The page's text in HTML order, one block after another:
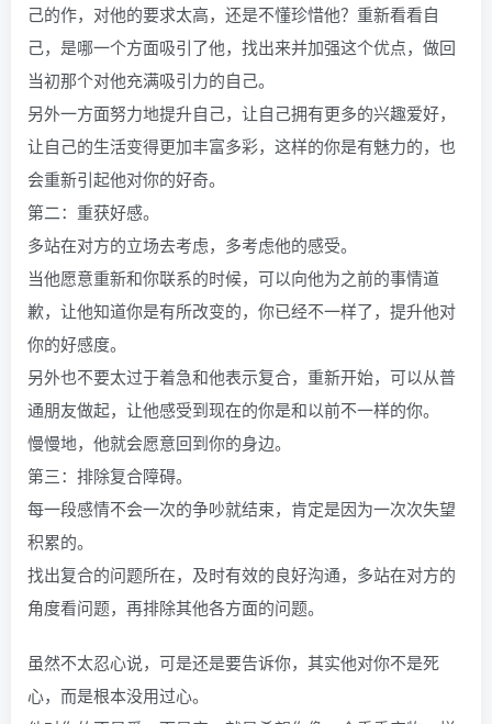
己的作，对他的要求太高，还是不懂珍惜他？重新看看自
己，是哪一个方面吸引了他，找出来并加强这个优点，做回
当初那个对他充满吸引力的自己。
另外一方面努力地提升自己，让自己拥有更多的兴趣爱好，
让自己的生活变得更加丰富多彩，这样的你是有魅力的，也
会重新引起他对你的好奇。
第二：重获好感。
多站在对方的立场去考虑，多考虑他的感受。
当他愿意重新和你联系的时候，可以向他为之前的事情道
歉，让他知道你是有所改变的，你已经不一样了，提升他对
你的好感度。
另外也不要太过于着急和他表示复合，重新开始，可以从普
通朋友做起，让他感受到现在的你是和以前不一样的你。
慢慢地，他就会愿意回到你的身边。
第三：排除复合障碍。
每一段感情不会一次的争吵就结束，肯定是因为一次次失望
积累的。
找出复合的问题所在，及时有效的良好沟通，多站在对方的
角度看问题，再排除其他各方面的问题。
虽然不太忍心说，可是还是要告诉你，其实他对你不是死
心，而是根本没用过心。